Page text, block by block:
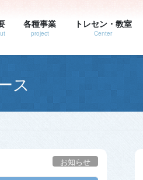
各種事業
project
トレセン・教室
Center
ス
お知らせ